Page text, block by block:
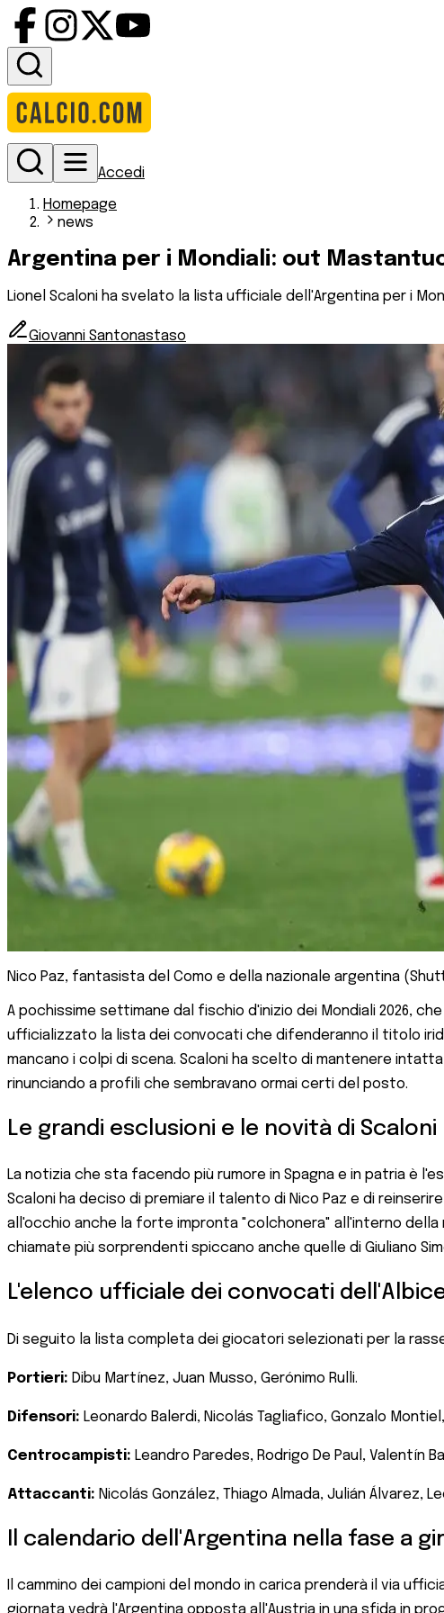
Accedi
Homepage
news
Argentina per i Mondiali: out
Lionel Scaloni ha svelato la lista ufficiale dell'Argentina per i
Giovanni Santonastaso
Nico Paz, fantasista del Como e della nazionale argentina
A pochissime settimane dal fischio d'inizio dei Mondiali 2026,
ufficializzato la lista dei convocati che difenderanno il titolo
mancano i colpi di scena. Scaloni ha scelto di mantenere
rinunciando a profili che sembravano ormai certi del posto.
Le grandi esclusioni e le novità di Scaloni
La notizia che sta facendo più rumore in Spagna e in patria è
Scaloni ha deciso di premiare il talento di Nico Paz e di
all'occhio anche la forte impronta "colchonera" all'interno
chiamate più sorprendenti spiccano anche quelle di Giuliano
L'elenco ufficiale dei convocati
Di seguito la lista completa dei giocatori selezionati per la
Portieri: Dibu Martínez, Juan Musso, Gerónimo Rulli.
Difensori: Leonardo Balerdi, Nicolás Tagliafico, Gonzalo
Centrocampisti: Leandro Paredes, Rodrigo De Paul, Valentín
Attaccanti: Nicolás González, Thiago Almada, Julián Álvarez,
Il calendario dell'Argentina nella fase a
Il cammino dei campioni del mondo in carica prenderà il via
giornata vedrà l'Argentina opposta all'Austria in una sfida in